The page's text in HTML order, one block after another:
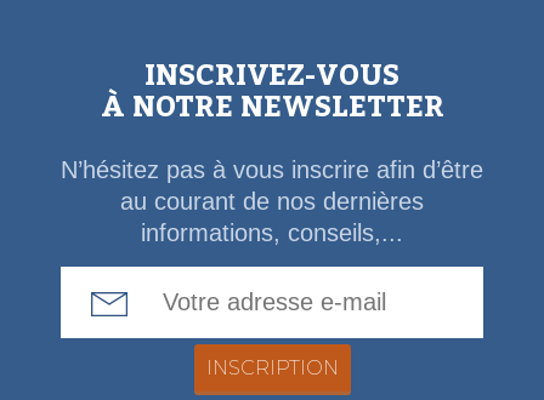
INSCRIVEZ-VOUS
À NOTRE NEWSLETTER
N’hésitez pas à vous inscrire afin d’être
au courant de nos dernières
informations, conseils,...